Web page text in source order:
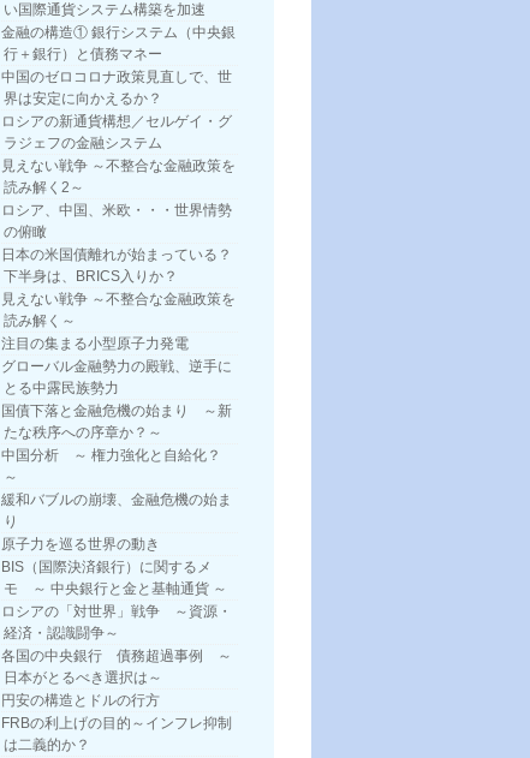
い国際通貨システム構築を加速
金融の構造① 銀行システム（中央銀
行＋銀行）と債務マネー
中国のゼロコロナ政策見直しで、世
界は安定に向かえるか？
ロシアの新通貨構想／セルゲイ・グ
ラジェフの金融システム
見えない戦争 ～不整合な金融政策を
読み解く2～
ロシア、中国、米欧・・・世界情勢
の俯瞰
日本の米国債離れが始まっている？
下半身は、BRICS入りか？
見えない戦争 ～不整合な金融政策を
読み解く～
注目の集まる小型原子力発電
グローバル金融勢力の殿戦、逆手に
とる中露民族勢力
国債下落と金融危機の始まり ～新
たな秩序への序章か？～
中国分析 ～ 権力強化と自給化？
～
緩和バブルの崩壊、金融危機の始ま
り
原子力を巡る世界の動き
BIS（国際決済銀行）に関するメ
モ ～ 中央銀行と金と基軸通貨 ～
ロシアの「対世界」戦争 ～資源・
経済・認識闘争～
各国の中央銀行 債務超過事例 ～
日本がとるべき選択は～
円安の構造とドルの行方
FRBの利上げの目的～インフレ抑制
は二義的か？